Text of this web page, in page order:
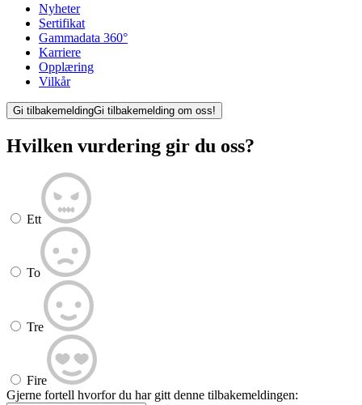
Nyheter
Sertifikat
Gammadata 360°
Karriere
Opplæring
Vilkår
Gi tilbakemeldingGi tilbakemelding om oss!
Hvilken vurdering gir du oss?
Ett
To
Tre
Fire
Gjerne fortell hvorfor du har gitt denne tilbakemeldingen: